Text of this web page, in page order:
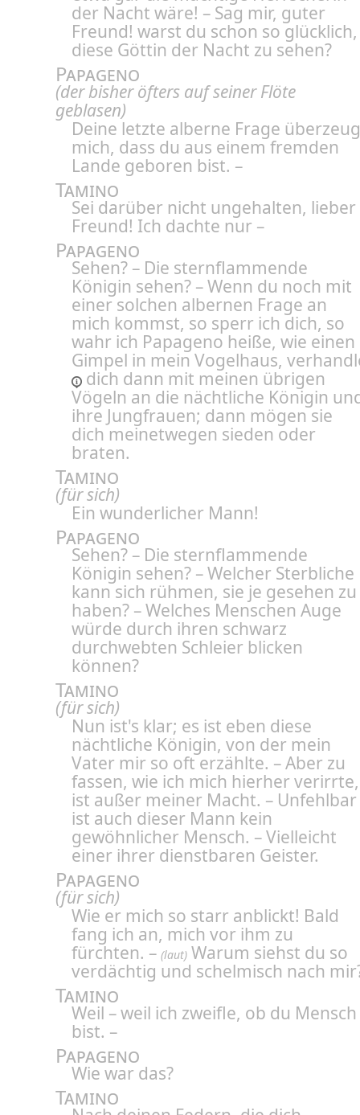
der Nacht wäre! – Sag mir, guter
Freund! warst du schon so glücklich,
diese Göttin der Nacht zu sehen?
Papageno
(der bisher öfters auf seiner Flöte
geblasen)
Deine letzte alberne Frage
mich, dass du aus einem fremden
Lande geboren bist. –
Tamino
Sei darüber nicht ungehalten, lieber
Freund! Ich dachte nur –
Papageno
Sehen? – Die sternflammende
Königin sehen? – Wenn du noch mit
einer solchen albernen Frage an
mich kommst, so sperr ich dich, so
wahr ich Papageno heiße, wie einen
Gimpel in mein Vogelhaus,
dich dann mit meinen übrigen
Vögeln an die nächtliche Königin
ihre Jungfrauen; dann mögen sie
dich meinetwegen sieden oder
braten.
Tamino
(für sich)
Ein wunderlicher Mann!
Papageno
Sehen? – Die sternflammende
Königin sehen? – Welcher Sterbliche
kann sich rühmen, sie je gesehen zu
haben? – Welches Menschen Auge
würde durch ihren schwarz
durchwebten Schleier blicken
können?
Tamino
(für sich)
Nun ist's klar; es ist eben diese
nächtliche Königin, von der mein
Vater mir so oft erzählte. – Aber zu
fassen, wie ich mich hierher verirrte,
ist außer meiner Macht. – Unfehlbar
ist auch dieser Mann kein
gewöhnlicher Mensch. – Vielleicht
einer ihrer dienstbaren Geister.
Papageno
(für sich)
Wie er mich so starr anblickt! Bald
fang ich an, mich vor ihm zu
fürchten. – (laut) Warum siehst du so
verdächtig und schelmisch nach
Tamino
Weil – weil ich zweifle, ob du Mensch
bist. –
Papageno
Wie war das?
Tamino